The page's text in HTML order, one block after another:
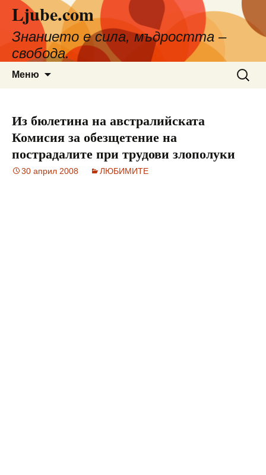
съдържанието
Ljube.com
Знанието е сила, мъдростта –
свобода.
Меню
за:
Из бюлетина на австралийската
Комисия за обезщетение на
пострадалите при трудови злополуки
30 април 2008 ЛЮБИМИТЕ